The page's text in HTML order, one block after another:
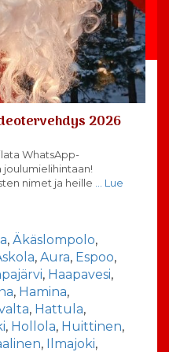
2026
WhatsApp-
nimet ja heille … Lue
, Äkäslompolo,
, Aura, Espoo,
, Haapavesi,
, Hamina,
, Hattula,
, Hollola, Huittinen,
, Ilmajoki,